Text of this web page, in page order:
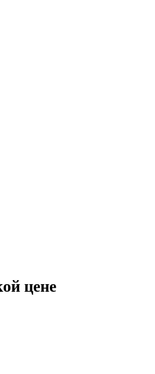
цене